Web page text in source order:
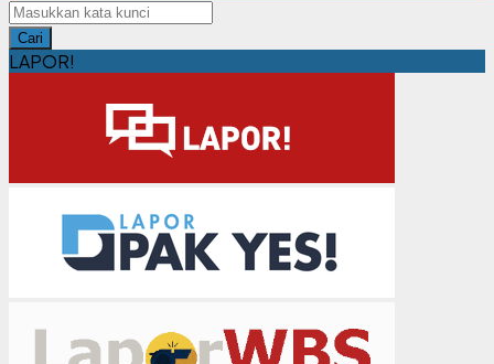
Cari
LAPOR!